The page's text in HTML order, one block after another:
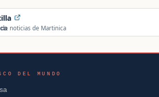
noticias de Martinica
DEL MUNDO